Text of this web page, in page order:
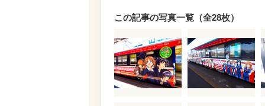
この記事の写真一覧（全28枚）